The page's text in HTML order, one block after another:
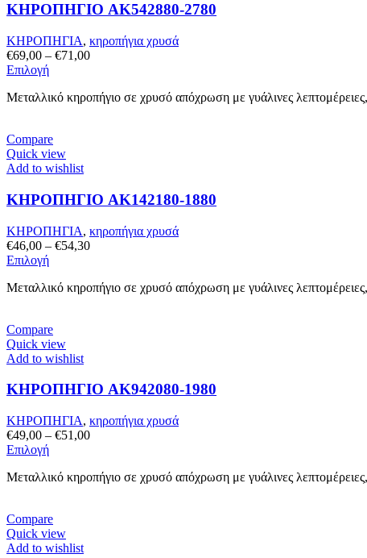
ΚΗΡΟΠΗΓΙΟ AK542880-2780
ΚΗΡΟΠΗΓΙΑ, κηροπήγια χρυσά
€69,00 – €71,00Price
through
ΕπιλογήΑυτό
προϊόν
παραλλαγές.
Οι
επιλογές
να
στη
σελίδα
του
Μεταλλικό κηροπήγιο σε χρυσό απόχρωση με γυάλινες
Compare
Quick view
Add to wishlist
ΚΗΡΟΠΗΓΙΟ AK142180-1880
ΚΗΡΟΠΗΓΙΑ, κηροπήγια χρυσά
€46,00 – €54,30Price
through
ΕπιλογήΑυτό
προϊόν
παραλλαγές.
Οι
επιλογές
να
στη
σελίδα
του
Μεταλλικό κηροπήγιο σε χρυσό απόχρωση με γυάλινες
Compare
Quick view
Add to wishlist
ΚΗΡΟΠΗΓΙΟ AK942080-1980
ΚΗΡΟΠΗΓΙΑ, κηροπήγια χρυσά
€49,00 – €51,00Price
through
ΕπιλογήΑυτό
προϊόν
παραλλαγές.
Οι
επιλογές
Μεταλλικό κηροπήγιο σε χρυσό απόχρωση με γυάλινες
Compare
Quick view
Add to wishlist